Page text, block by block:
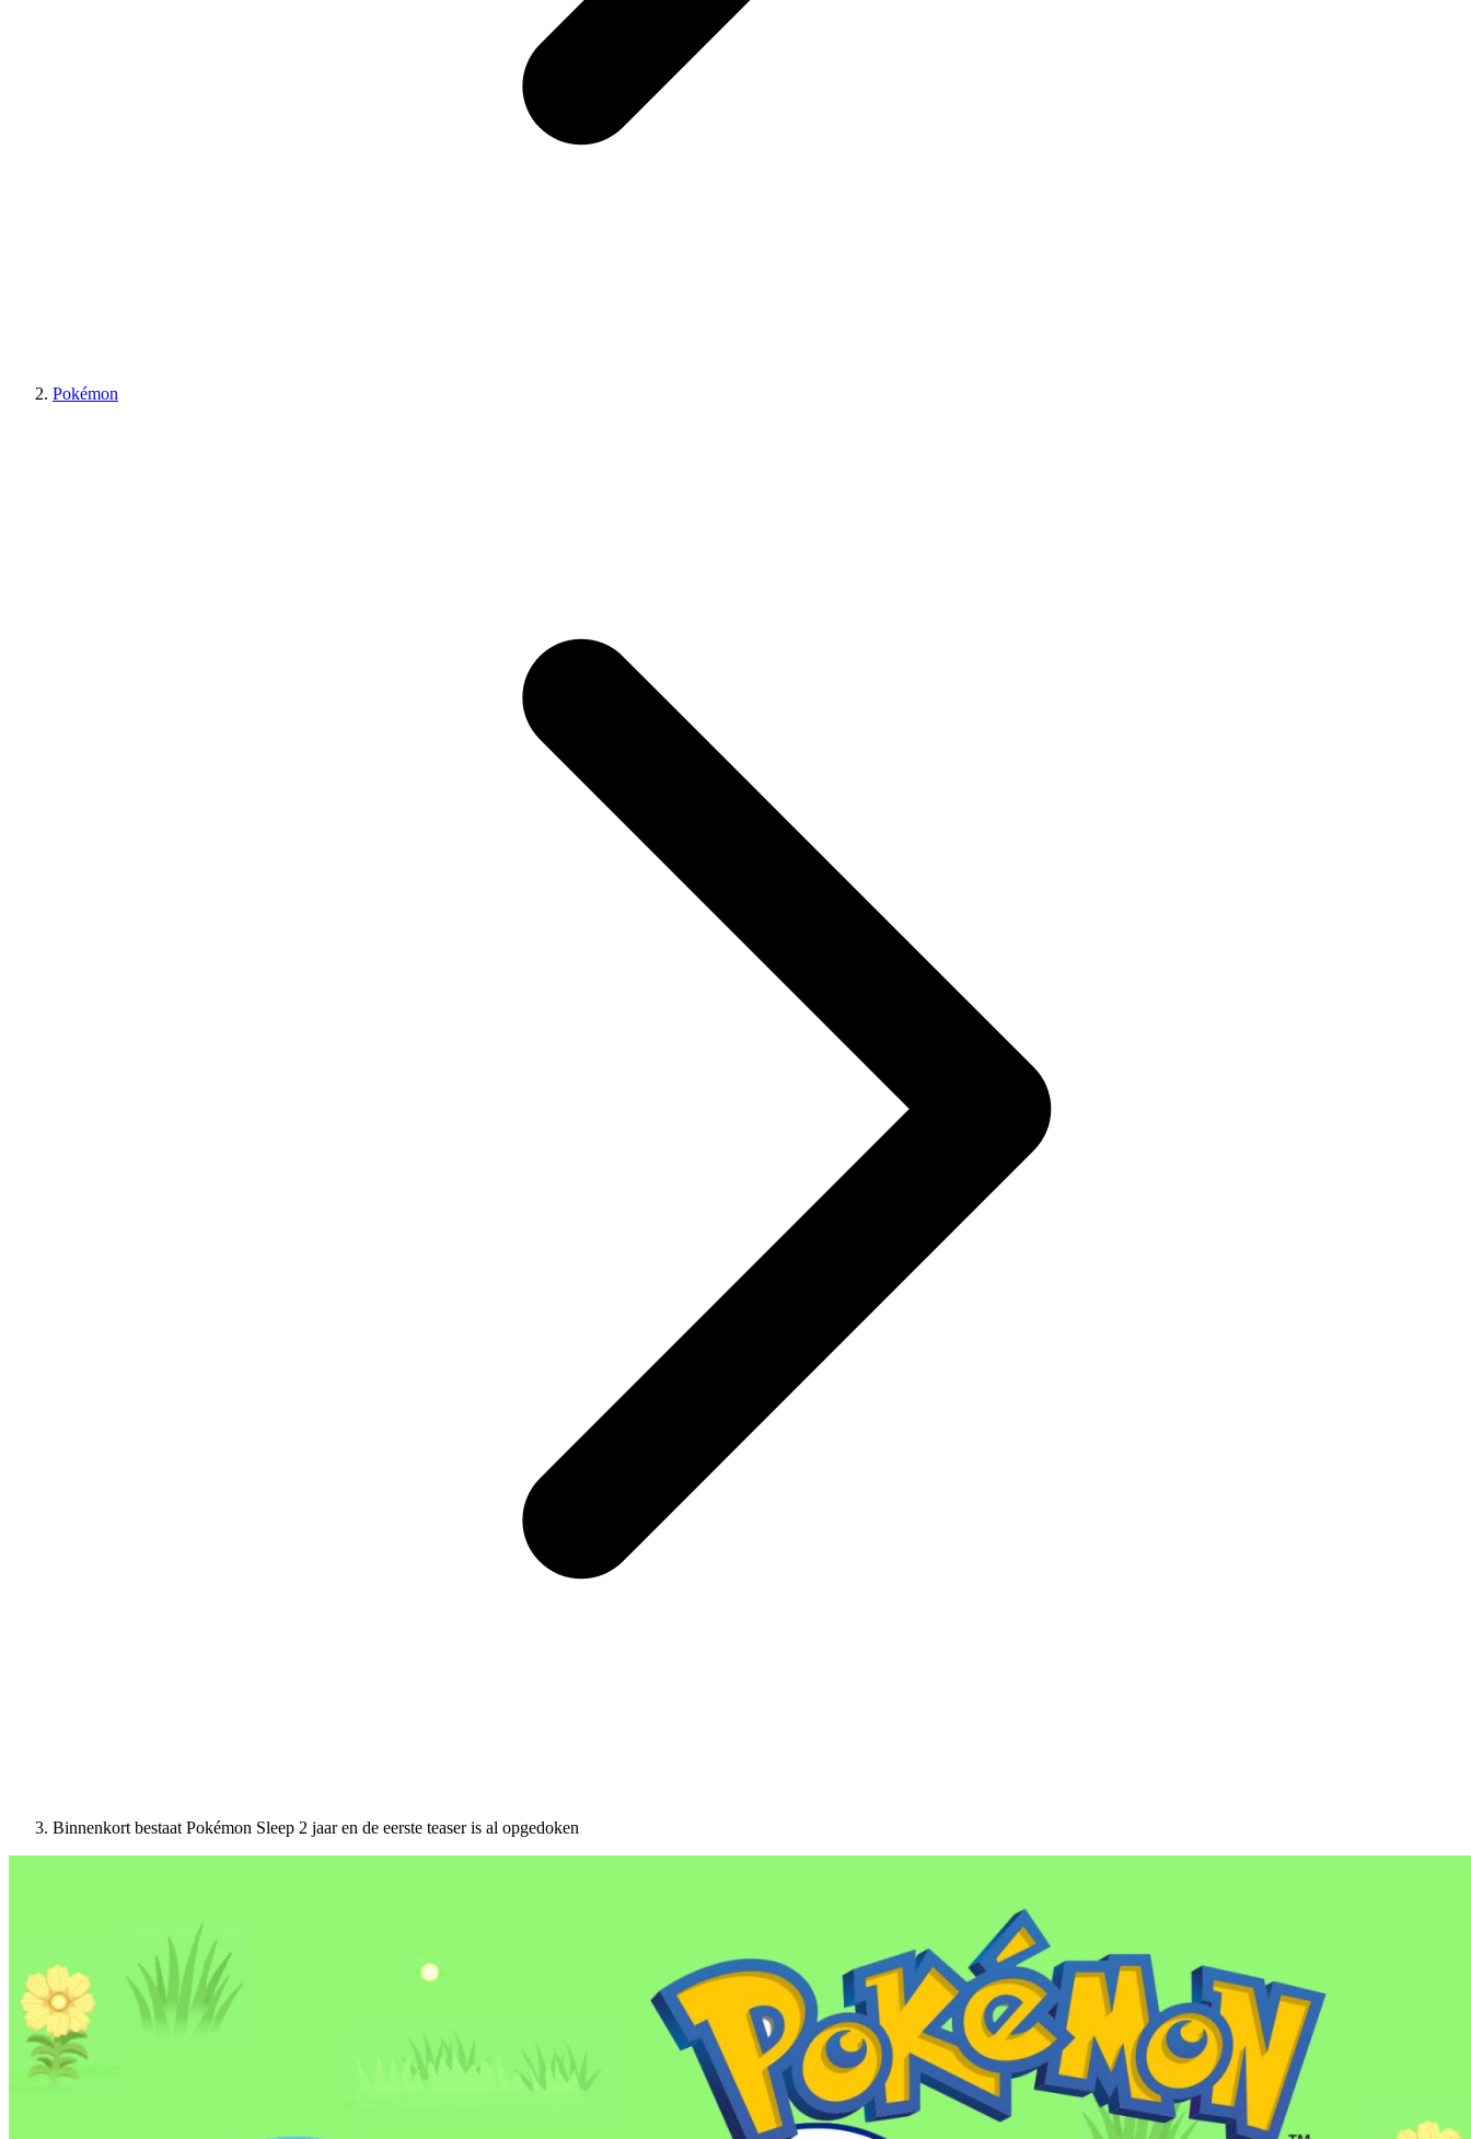
Pokémon
Binnenkort bestaat Pokémon Sleep 2 jaar en de eerste teaser is al opgedoken